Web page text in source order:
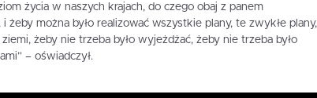
życia w naszych krajach, do czego obaj z panem
żeby można było realizować wszystkie plany, te zwykłe plany,
żeby nie trzeba było wyjeżdżać, żeby nie trzeba było
– oświadczył.